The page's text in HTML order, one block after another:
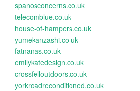
spanosconcerns.co.uk
telecomblue.co.uk
house-of-hampers.co.uk
yumekanzashi.co.uk
fatnanas.co.uk
emilykatedesign.co.uk
crossfelloutdoors.co.uk
yorkroadreconditioned.co.uk